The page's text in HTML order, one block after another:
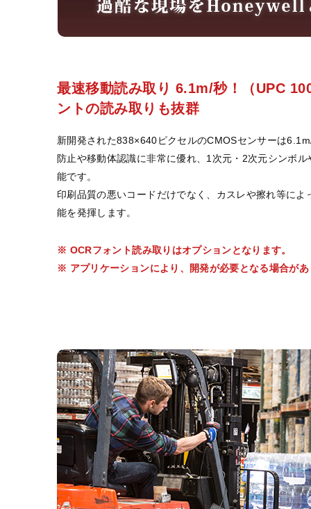
最速移動読み取り 6.1m/秒！（UPC
ントの読み取りも抜群
新開発された838×640ピクセルのCMOSセンサーは
防止や移動体認識に非常に優れ、1次元・2次元シンボ
能です。
印刷品質の悪いコードだけでなく、カスレや擦れ等に
能を発揮します。
※ OCRフォント読み取りはオプションとなります。
※ アプリケーションにより、開発が必要となる場合が